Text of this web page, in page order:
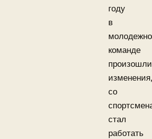
году
в
команде
произошли
со
стал
работать